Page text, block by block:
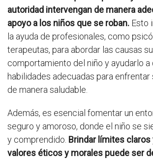
autoridad intervengan de manera
apoyo a los niños que se roban. Esto
la ayuda de profesionales, como
terapeutas, para abordar las causas
comportamiento del niño y ayudarlo a
habilidades adecuadas para
de manera saludable.
Además, es esencial fomentar un
seguro y amoroso, donde el niño se
y comprendido. Brindar límites claros
valores éticos y morales puede ser